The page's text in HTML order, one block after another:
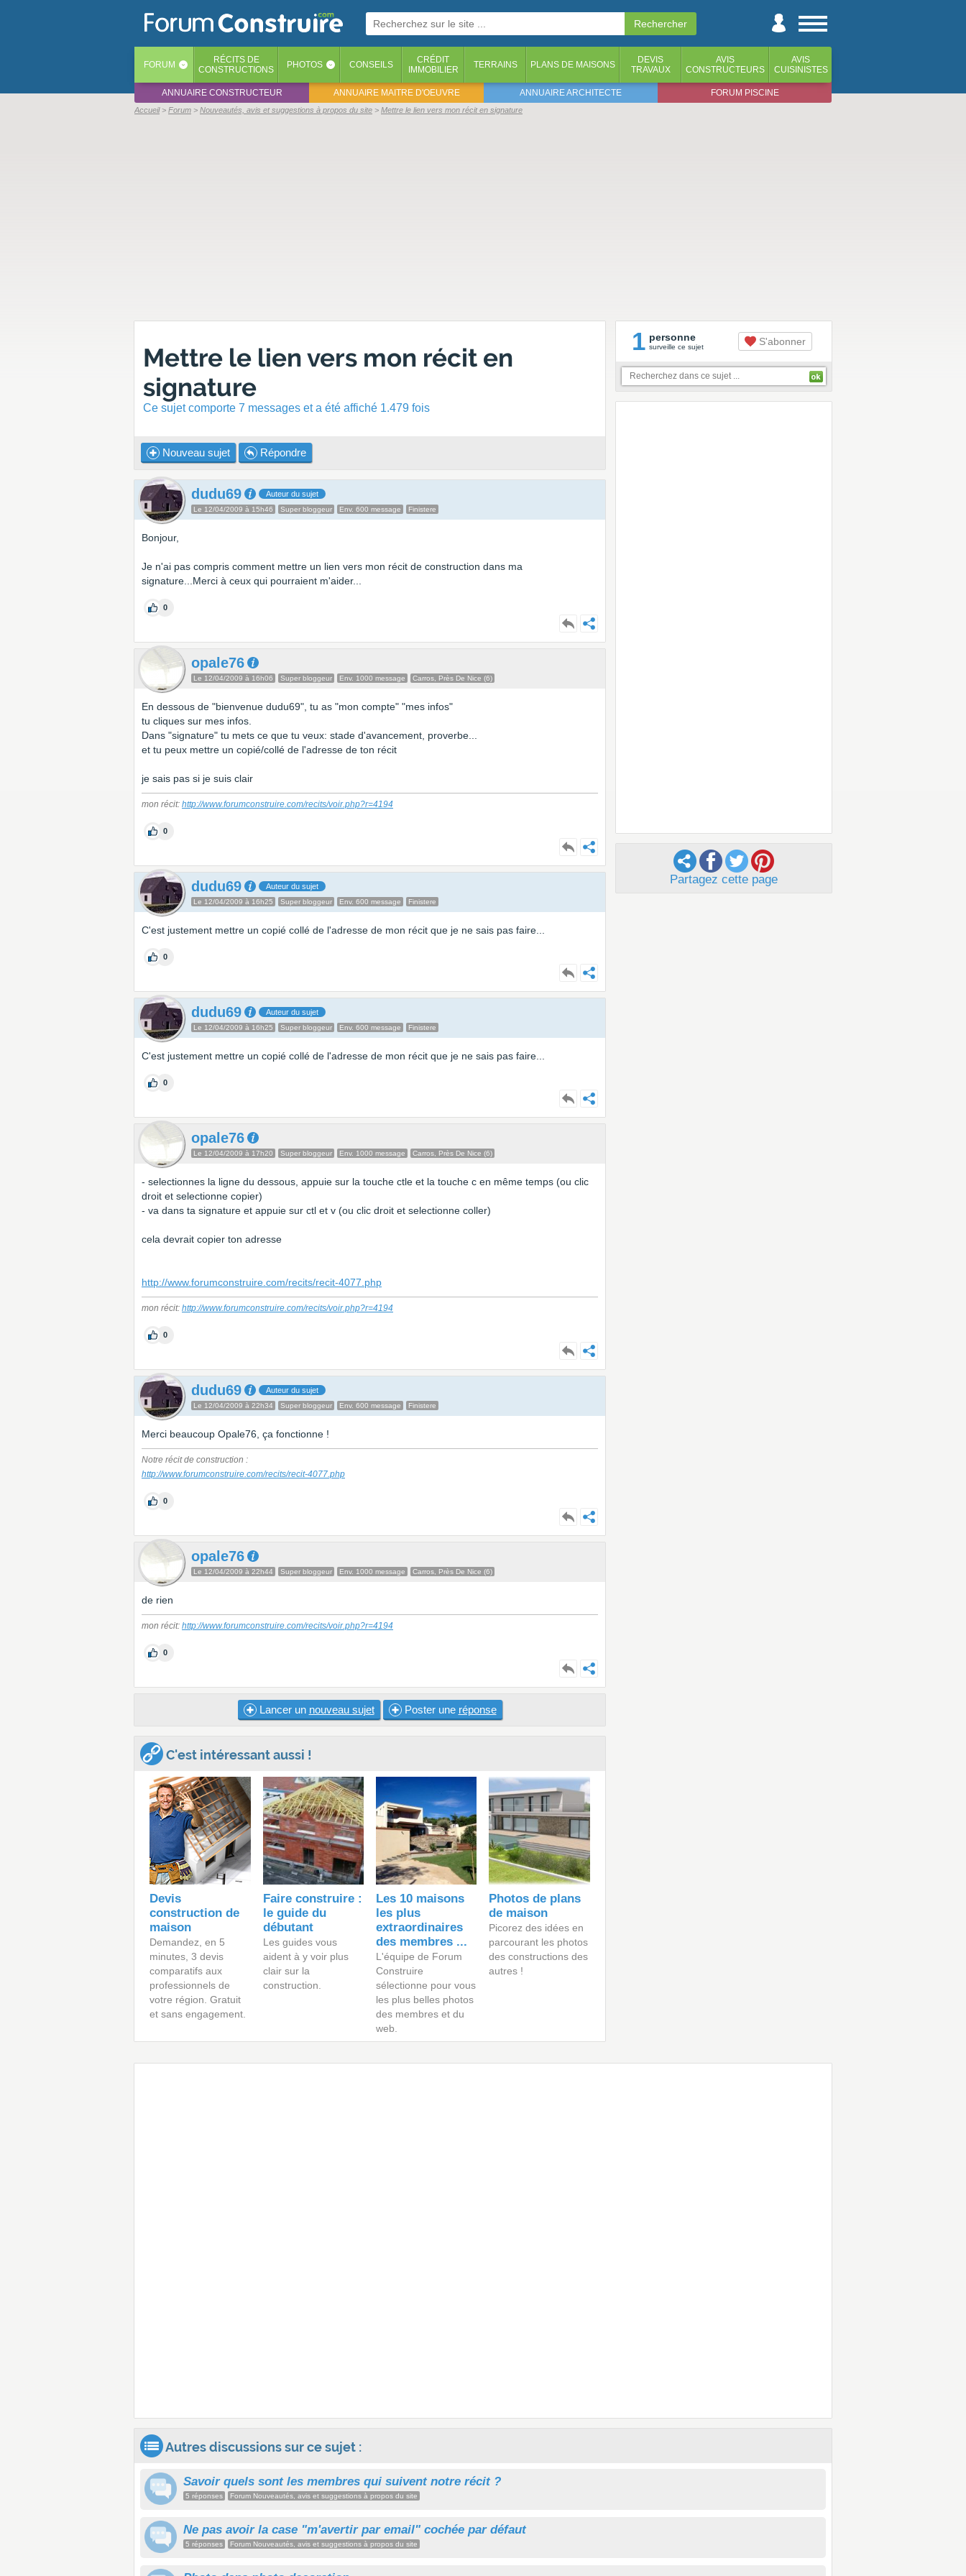
FORUM ‹ RÉCITS DE
CONSTRUCTIONS
PHOTOS ‹ CONSEILS
CRÉDIT
IMMOBILIER
TERRAINS PLANS DE MAISONS
DEVIS
TRAVAUX
AVIS
CONSTRUCTEURS
AVIS
CUISINISTES
ANNUAIRE CONSTRUCTEUR ANNUAIRE MAITRE D'OEUVRE ANNUAIRE ARCHITECTE FORUM PISCINE
Accueil Forum Nouveautés, avis et suggestions à propos du site Mettre le lien vers mon récit en signature
Mettre le lien vers mon récit en
signature
Ce sujet comporte 7 messages et a été affiché 1.479 fois
Nouveau sujet Répondre
dudu69 Auteur du sujet
Le 12/04/2009 à 15h46 Super bloggeur Env. 600 message Finistere
Bonjour,
Je n'ai pas compris comment mettre un lien vers mon récit de construction dans ma
signature...Merci à ceux qui pourraient m'aider...
0
opale76
Le 12/04/2009 à 16h06 Super bloggeur Env. 1000 message Carros, Près De Nice (6)
En dessous de "bienvenue dudu69", tu as "mon compte" "mes infos"
tu cliques sur mes infos.
Dans "signature" tu mets ce que tu veux: stade d'avancement, proverbe...
et tu peux mettre un copié/collé de l'adresse de ton récit
je sais pas si je suis clair
mon récit: http://www.forumconstruire.com/recits/voir.php?r=4194
0
dudu69 Auteur du sujet
Le 12/04/2009 à 16h25 Super bloggeur Env. 600 message Finistere
C'est justement mettre un copié collé de l'adresse de mon récit que je ne sais pas faire...
0
dudu69 Auteur du sujet
Le 12/04/2009 à 16h25 Super bloggeur Env. 600 message Finistere
C'est justement mettre un copié collé de l'adresse de mon récit que je ne sais pas faire...
0
opale76
Le 12/04/2009 à 17h20 Super bloggeur Env. 1000 message Carros, Près De Nice (6)
- selectionnes la ligne du dessous, appuie sur la touche ctle et la touche c en même temps (ou clic
droit et selectionne copier)
- va dans ta signature et appuie sur ctl et v (ou clic droit et selectionne coller)
cela devrait copier ton adresse
http://www.forumconstruire.com/recits/recit-4077.php
mon récit: http://www.forumconstruire.com/recits/voir.php?r=4194
0
dudu69 Auteur du sujet
Le 12/04/2009 à 22h34 Super bloggeur Env. 600 message Finistere
Merci beaucoup Opale76, ça fonctionne !
Notre récit de construction :
http://www.forumconstruire.com/recits/recit-4077.php
0
opale76
Le 12/04/2009 à 22h44 Super bloggeur Env. 1000 message Carros, Près De Nice (6)
de rien
mon récit: http://www.forumconstruire.com/recits/voir.php?r=4194
0
Lancer un nouveau sujet Poster une réponse
C'est intéressant aussi !
Devis
construction de
maison
Demandez, en 5
minutes, 3 devis
comparatifs aux
professionnels de
votre région. Gratuit
et sans engagement.
Faire construire :
le guide du
débutant
Les guides vous
aident à y voir plus
clair sur la
construction.
Les 10 maisons
les plus
extraordinaires
des membres ...
L'équipe de Forum
Construire
sélectionne pour vous
les plus belles photos
des membres et du
web.
Photos de plans
de maison
Picorez des idées en
parcourant les photos
des constructions des
autres !
1 personne
surveille ce sujet S'abonner
Partagez cette page
Autres discussions sur ce sujet :
Savoir quels sont les membres qui suivent notre récit ?
5 réponses Forum Nouveautés, avis et suggestions à propos du site
Ne pas avoir la case "m'avertir par email" cochée par défaut
5 réponses Forum Nouveautés, avis et suggestions à propos du site